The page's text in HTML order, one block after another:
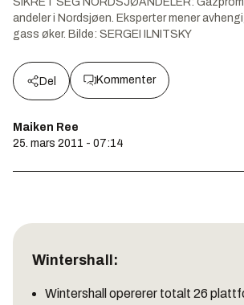
andeler i Nordsjøen. Eksperter mener
gass øker. Bilde: SERGEI ILNITSKY
Del Kommenter
Maiken Ree
25. mars 2011 - 07:14
Wintershall:
Wintershall opererer totalt 26